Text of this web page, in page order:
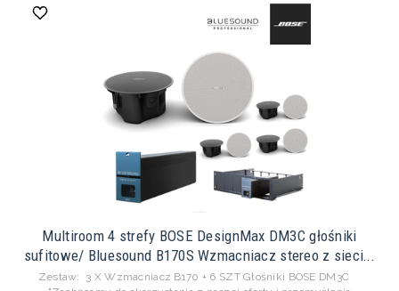
Multiroom 4 strefy BOSE DesignMax DM3C głośniki
sufitowe/ Bluesound B170S Wzmacniacz stereo z sieci...
Zestaw: 3 X Wzmacniacz B170 + 6 SZT Głośniki BOSE DM3C